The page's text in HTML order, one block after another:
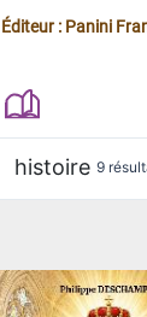
Juan
Éditeur : Panini
histoire 9